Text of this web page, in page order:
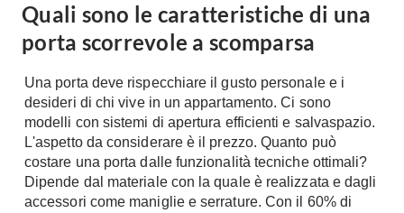
Complementi
Sedie
Tavolini
Tappeti
Oggettistica
Complementi arredo
Pulizia
Detergenti
Aspirapolvere
Lavapavimenti
Progetti
Ristrutturazione
Quali sono le caratteristiche di una
porta scorrevole a scomparsa
Una porta deve rispecchiare il gusto personale e i
desideri di chi vive in un appartamento. Ci sono
modelli con sistemi di apertura efficienti e salvaspazio.
L'aspetto da considerare è il prezzo. Quanto può
costare una porta dalle funzionalità tecniche ottimali?
Dipende dal materiale con la quale è realizzata e dagli
accessori come maniglie e serrature. Con il 60% di